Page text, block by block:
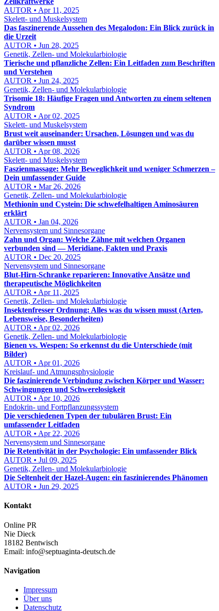
AUTOR • Apr 11, 2025
Skelett- und Muskelsystem
Das faszinerende Aussehen des Megalodon: Ein Blick zurück in
die Urzeit
AUTOR • Jun 28, 2025
Genetik, Zellen- und Molekularbiologie
Tierische und pflanzliche Zellen: Ein Leitfaden zum Beschriften
und Verstehen
AUTOR • Jun 24, 2025
Genetik, Zellen- und Molekularbiologie
Trisomie 18: Häufige Fragen und Antworten zu einem seltenen
Syndrom
AUTOR • Apr 02, 2025
Skelett- und Muskelsystem
Brust weit auseinander: Ursachen, Lösungen und was du
darüber wissen musst
AUTOR • Apr 08, 2026
Skelett- und Muskelsystem
Faszienmassage: Mehr Beweglichkeit und weniger Schmerzen –
Dein umfassender Guide
AUTOR • Mar 26, 2026
Genetik, Zellen- und Molekularbiologie
Methionin und Cystein: Die schwefelhaltigen Aminosäuren
erklärt
AUTOR • Jan 04, 2026
Nervensystem und Sinnesorgane
Zahn und Organ: Welche Zähne mit welchen Organen
verbunden sind — Meridiane, Fakten und Praxis
AUTOR • Dec 20, 2025
Nervensystem und Sinnesorgane
Blut-Hirn-Schranke reparieren: Innovative Ansätze und
therapeutische Möglichkeiten
AUTOR • Apr 11, 2025
Genetik, Zellen- und Molekularbiologie
Insektenfresser Ordnung: Alles was du wissen musst (Arten,
Lebensweise, Besonderheiten)
AUTOR • Apr 02, 2026
Genetik, Zellen- und Molekularbiologie
Bienen vs. Wespen: So erkennst du die Unterschiede (mit
Bilder)
AUTOR • Apr 01, 2026
Kreislauf- und Atmungsphysiologie
Die faszinierende Verbindung zwischen Körper und Wasser:
Schwingungen und Schwerelosigkeit
AUTOR • Apr 10, 2026
Endokrin- und Fortpflanzungssystem
Die verschiedenen Typen der tubulären Brust: Ein
umfassender Leitfaden
AUTOR • Apr 22, 2026
Nervensystem und Sinnesorgane
Die Retentivität in der Psychologie: Ein umfassender Blick
AUTOR • Jul 09, 2025
Genetik, Zellen- und Molekularbiologie
Die Seltenheit der Hazel-Augen: ein faszinierendes Phänomen
AUTOR • Jun 29, 2025
Kontakt
Online PR
Nie Dieck
18182 Bentwisch
Email: info@septuaginta-deutsch.de
Navigation
Impressum
Über uns
Datenschutz